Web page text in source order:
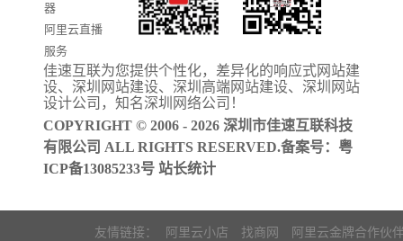
器
阿里云直播
服务
阿里云ICP备
案
佳速互联为您提供个性化，差异化的响应式网站建
设、 深圳网站建设、 深圳高端网站建设、 深圳网站
设计公司 ，知名深圳网络公司 ！
COPYRIGHT © 2006 - 2026 深圳市佳速互联科技
有限公司 ALL RIGHTS RESERVED.备案号： 粤
ICP备13085233号 站长统计
友情链接： 阿里云小店 找商网
阿里云金牌合作伙